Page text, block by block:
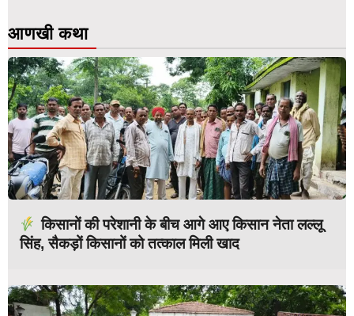
आणखी कथा
किसानों की परेशानी के बीच आगे आए किसान नेता लल्लू
सिंह, सैकड़ों किसानों को तत्काल मिली खाद